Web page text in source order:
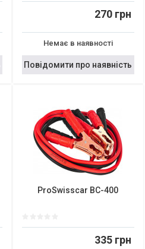
270 грн
Немає в наявності
Повідомити про наявність
ProSwisscar BC-400
335 грн